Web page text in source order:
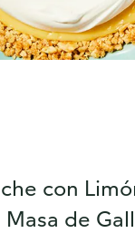
con
de